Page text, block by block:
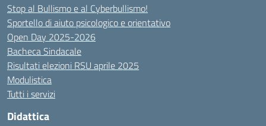
Stop al Bullismo e al Cyberbullismo!
Sportello di aiuto psicologico e orientativo
Open Day 2025-2026
Bacheca Sindacale
Risultati elezioni RSU aprile 2025
Modulistica
Tutti i servizi
Didattica